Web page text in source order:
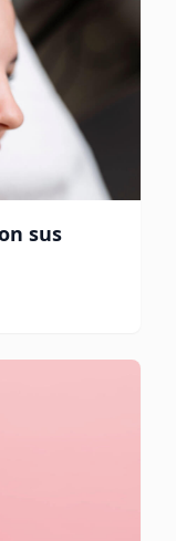
sus